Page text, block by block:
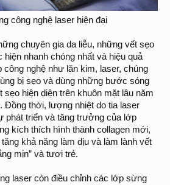
công nghệ laser hiện đại​
chuyên gia da liễu, những vết sẹo
hiện nhanh chóng nhất và hiệu quả
công nghệ như lăn kim, laser, chúng
bị sẹo và dùng những bước sóng
sẹo hiện diện trên khuôn mặt lâu năm
Đồng thời, lượng nhiệt do tia laser
phát triển và tăng trưởng của lớp
kích thích hình thành collagen mới,
khả năng làm dịu và làm lành vết
mịn” và tươi trẻ.
laser còn điều chỉnh các lớp sừng